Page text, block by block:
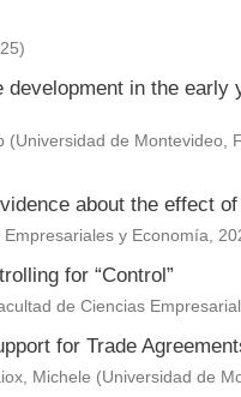
)
in the early
(Universidad de Montevideo,
about the effect
y Economía,
for “Control”
de Ciencias
for Trade
Michele (Universidad de